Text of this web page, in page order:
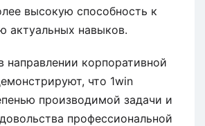
высокую способность к
актуальных навыков.
направлении корпоративной
что 1win
производимой задачи и
профессиональной